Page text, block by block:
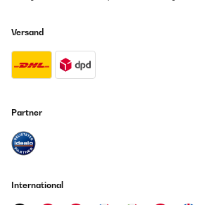
Versand
Partner
International